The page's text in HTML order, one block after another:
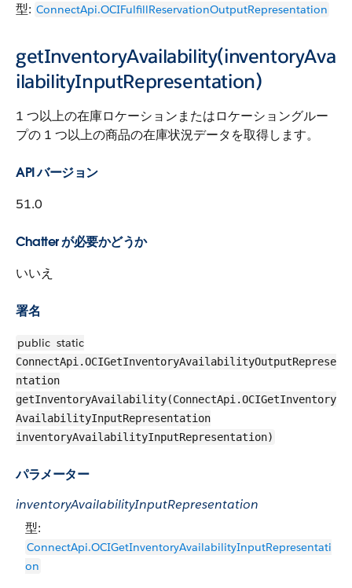
型: ConnectApi.OCIFulfillReservationOutputRepresentation
getInventoryAvailability(inventoryAva
ilabilityInputRepresentation)
1 つ以上の在庫ロケーションまたはロケーショングルー
プの 1 つ以上の商品の在庫状況データを取得します。
API バージョン
51.0
Chatter が必要かどうか
いいえ
署名
public static
ConnectApi.OCIGetInventoryAvailabilityOutputReprese
ntation
getInventoryAvailability(ConnectApi.OCIGetInventory
AvailabilityInputRepresentation
inventoryAvailabilityInputRepresentation)
パラメーター
inventoryAvailabilityInputRepresentation
型:
ConnectApi.OCIGetInventoryAvailabilityInputRepresentati
on